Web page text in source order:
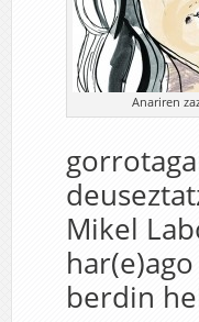
Anariren
Mikel
berdin